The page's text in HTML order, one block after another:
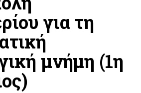
για τη
μνήμη (1η